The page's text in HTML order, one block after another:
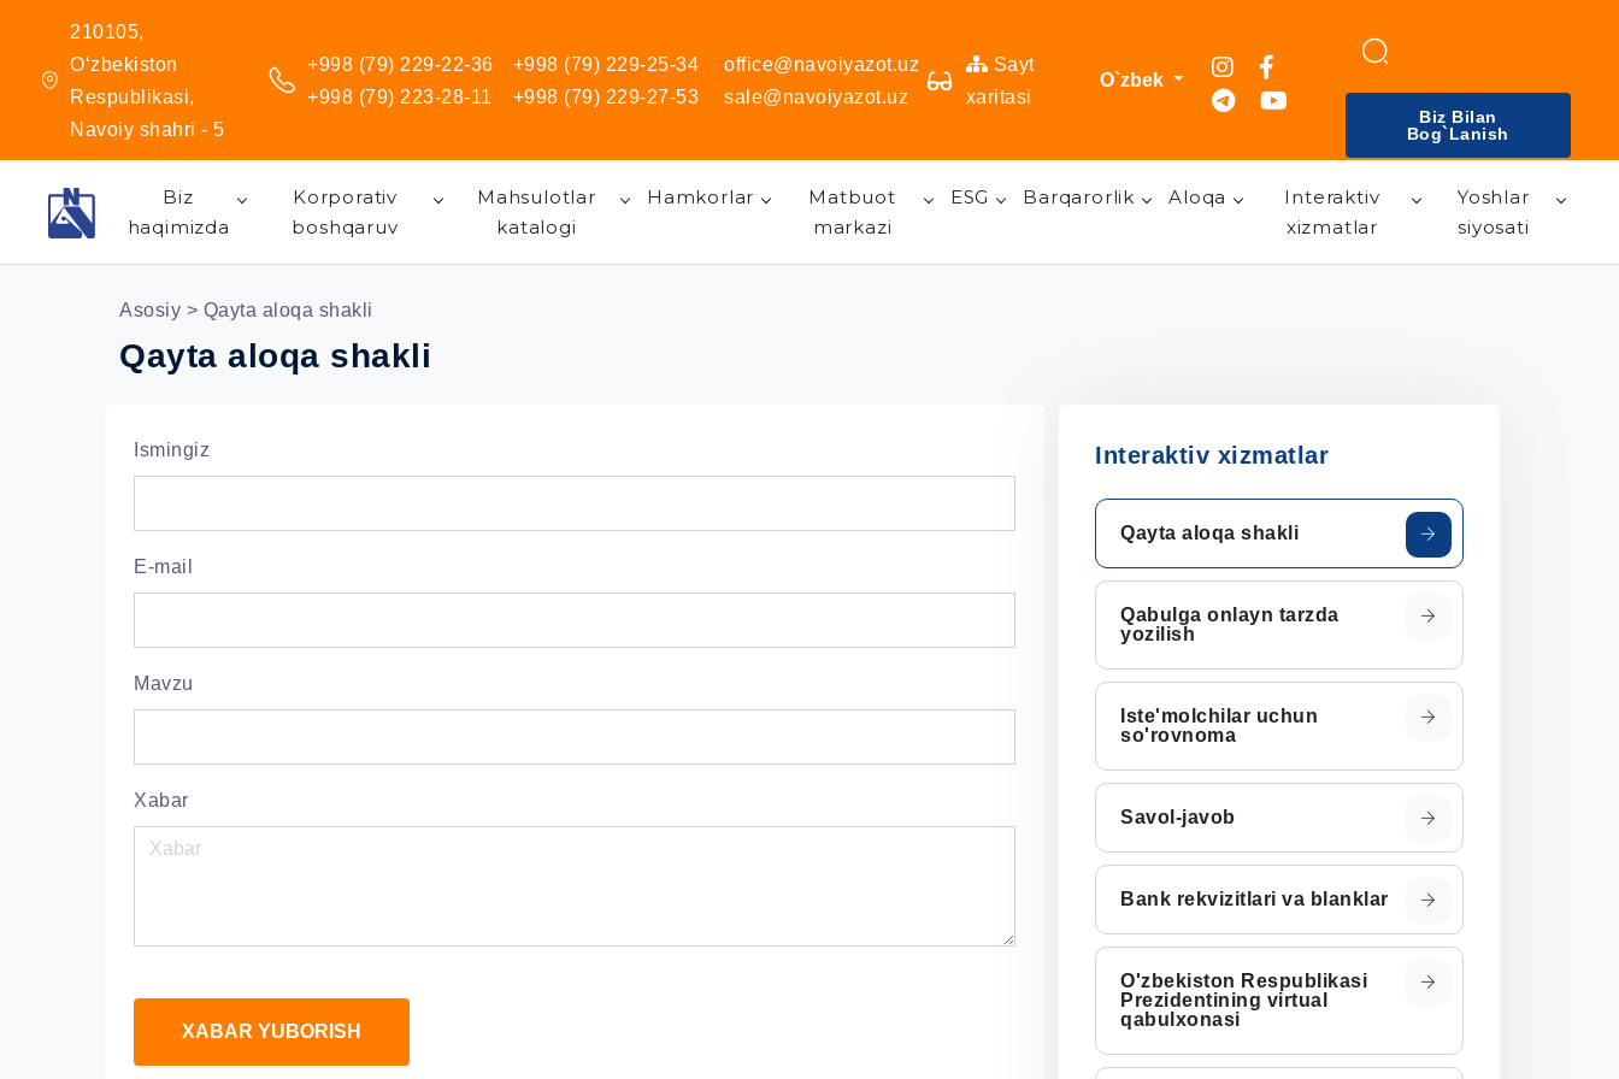
210105,
O‘zbekiston
Respublikasi,
Navoiy shahri - 5
+998 (79) 229-22-36
+998 (79) 223-28-11
+998 (79) 229-25-34
+998 (79) 229-27-53
office@navoiyazot.uz
sale@navoiyazot.uz
Sayt
xaritasi
O`zbek
Biz Bilan
Bog`lanish
Biz
haqimizda
Korporativ
boshqaruv
Mahsulotlar
katalogi
Hamkorlar
Matbuot
markazi
ESG Barqarorlik Aloqa
Interaktiv
xizmatlar
Yoshlar
siyosati
Asosiy > Qayta aloqa shakli
Qayta aloqa shakli
Ismingiz
E-mail
Mavzu
Xabar
XABAR YUBORISH
Interaktiv xizmatlar
Qayta aloqa shakli
Qabulga onlayn tarzda
yozilish
Iste'molchilar uchun
so'rovnoma
Savol-javob
Bank rekvizitlari va blanklar
O'zbekiston Respublikasi
Prezidentining virtual
qabulxonasi